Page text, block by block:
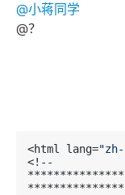
@小蒋同学
@？
<html lang="zh-
<!--